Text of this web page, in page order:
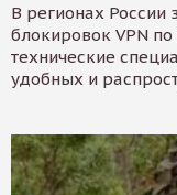
В регионах России
блокировок VPN
технические
удобных и